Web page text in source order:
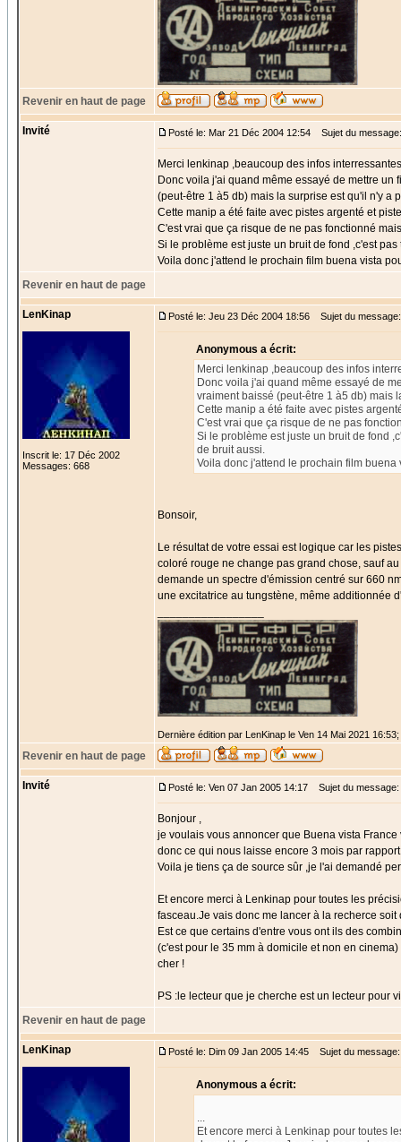
Revenir en haut de page
Invité Posté le: Mar 21 Déc 2004 12:54 Sujet du message:
Merci lenkinap ,beaucoup des infos
Donc voila j'ai quand même essayé de mettre
(peut-être 1 à5 db) mais la surprise est qu'il n'y a
Cette manip a été faite avec pistes argenté et
C'est vrai que ça risque de ne pas fonctionné
Si le problème est juste un bruit de fond ,c'est
Voila donc j'attend le prochain film buena vista
Revenir en haut de page
LenKinap
Inscrit le: 17 Déc 2002
Messages: 668
Posté le: Jeu 23 Déc 2004 18:56 Sujet du message:
Anonymous a écrit:
Merci lenkinap ,beaucoup des infos
Donc voila j'ai quand même essayé de
vraiment baissé (peut-être 1 à5 db) mais
Cette manip a été faite avec pistes
C'est vrai que ça risque de ne pas
Si le problème est juste un bruit de fond
de bruit aussi.
Voila donc j'attend le prochain film
Bonsoir,
Le résultat de votre essai est logique car les
coloré rouge ne change pas grand chose, sauf
demande un spectre d'émission centré sur 660
une excitatrice au tungstène, même additionnée
Dernière édition par LenKinap le Ven 14 Mai 2021
Revenir en haut de page
Invité Posté le: Ven 07 Jan 2005 14:17 Sujet du message:
Bonjour ,
je voulais vous annoncer que Buena vista
donc ce qui nous laisse encore 3 mois par
Voila je tiens ça de source sûr ,je l'ai demandé
Et encore merci à Lenkinap pour toutes les
fasceau.Je vais donc me lancer à la recherce
Est ce que certains d'entre vous ont ils des
(c'est pour le 35 mm à domicile et non en
cher !
PS :le lecteur que je cherche est un lecteur pour
Revenir en haut de page
LenKinap Posté le: Dim 09 Jan 2005 14:45 Sujet du message:
Anonymous a écrit:
...
Et encore merci à Lenkinap pour toutes